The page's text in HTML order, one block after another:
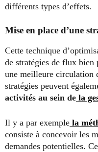
différents types d’effets.
Mise en place d’une
Cette technique
de stratégies de flux bien
une meilleure circulation
stratégies peuvent
activités au sein de la
Il y a par exemple la
consiste à concevoir les
demandes potentielles.